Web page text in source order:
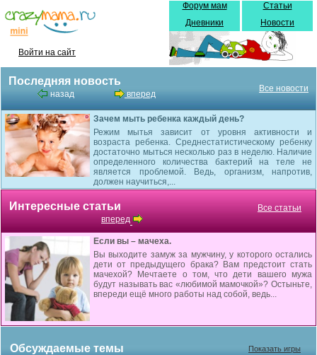
Войти на сайт
Форум мам
Дневники
Статьи
Новости
Последняя новость
назад вперед
Все новости
Зачем мыть ребенка каждый день?
Режим мытья зависит от уровня активности и
возраста ребенка. Среднестатистическому ребенку
достаточно мыться несколько раз в неделю. Наличие
определенного количества бактерий на теле не
является проблемой. Ведь, организм, напротив,
должен научиться,...
Интересные статьи
вперед
Все статьи
Если вы – мачеха.
Вы выходите замуж за мужчину, у которого остались
дети от предыдущего брака? Вам предстоит стать
мачехой? Мечтаете о том, что дети вашего мужа
будут называть вас «любимой мамочкой»? Остыньте,
впереди ещё много работы над собой, ведь...
Обсуждаемые темы Показать игры